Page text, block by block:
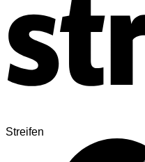
Streifen